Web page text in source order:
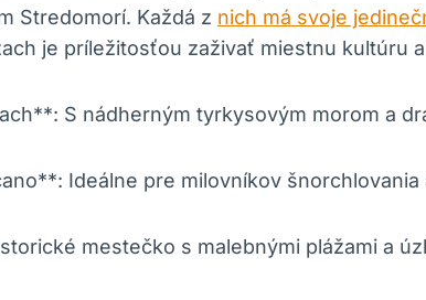
Stredomorí. Každá‍ z nich má svoje
je príležitosťou zaživať miestnu kultúru
S nádherným ‍tyrkysovým morom a
Ideálne pre ​milovníkov
mestečko‍ s malebnými plážami a